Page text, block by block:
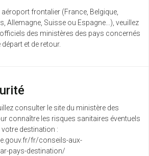
frontalier (France, Belgique,
Allemagne, Suisse ou Espagne...), veuillez
des ministères des pays concernés
et de retour.
consulter le site du ministère des
connaître les risques sanitaires éventuels
destination :
fr/conseils-aux-
pays-destination/